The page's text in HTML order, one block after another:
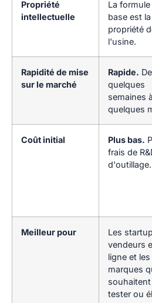
Propriété
intellectuelle
La
base est la
propriété
l'usine.
Rapidité de mise
sur le marché
Rapide. De
quelques
semaines à
quelques
Coût initial Plus bas.
frais de
d'outillage.
Meilleur pour
Les
vendeurs
ligne et les
marques
souhaitent
tester ou